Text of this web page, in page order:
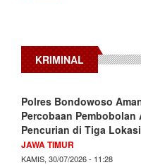
KRIMINAL
Polres Bondowoso
Percobaan Pembobolan
Pencurian di Tiga Lokasi
JAWA TIMUR
KAMIS, 30/07/2026 - 11:28